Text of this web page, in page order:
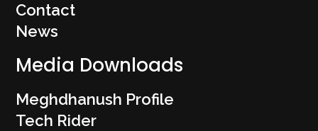
Contact
News
Media Downloads
Meghdhanush Profile
Tech Rider